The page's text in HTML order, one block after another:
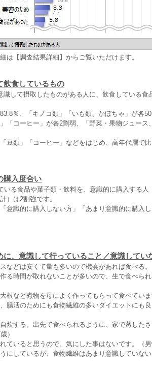
は【調査結果詳細】からご覧いただけます。
飲食しているもの
識して摂取したものがある人に、飲食している食
％、「キノコ類」「いも類、かぼちゃ」が各
「コーヒー」が各2割弱、「野菜・果物ジュース
豆類」「コーヒー」などをはじめ、高年代層で
購入度合い
いる食品や菓子類・飲料を、意識的に購入する
）は2割強です。
意識的に購入しない方」「あまり意識的に購入
、意識して行っていること／意識してい
などは安くて量も多いので機会があれば食べる。
る時間が取れないことが多いので、生で食べら
根など煮物を母によく作ってもらって食べていま
腸活のためにも食物繊維の多いダイエットにも
炊する。出先で食べられるように、家で蒸した
）
ていると思うので、気にした事はないです。（男
にしているが、食物繊維はあまり意識していな